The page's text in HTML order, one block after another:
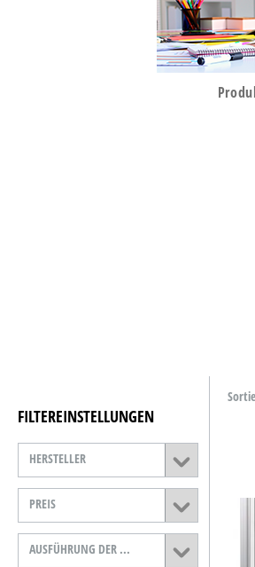
Bürobedarf
Büromöbel &
Catering &
Lager- &
B-Ware
D-Ware
FILTEREINSTELLUNGEN
HERSTELLER
PREIS
AUSFÜHRUNG DER ...